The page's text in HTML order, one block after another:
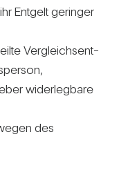
Ent­gelt geringer
Ver­gleichs­ent­
wider­leg­bare
des